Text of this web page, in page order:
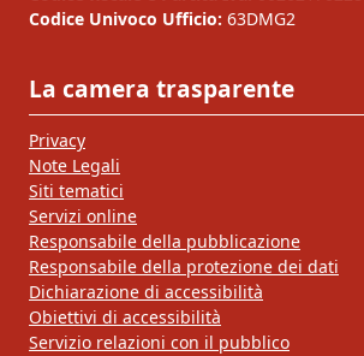
Codice Univoco Ufficio: 63DMG2
La camera trasparente
Privacy
Note Legali
Siti tematici
Servizi online
Responsabile della pubblicazione
Responsabile della protezione dei dati
Dichiarazione di accessibilità
Obiettivi di accessibilità
Servizio relazioni con il pubblico